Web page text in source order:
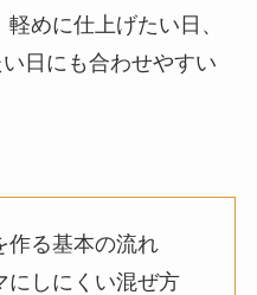
めに仕上げたい日、
日にも合わせやすい
作る基本の流れ
にしにくい混ぜ方